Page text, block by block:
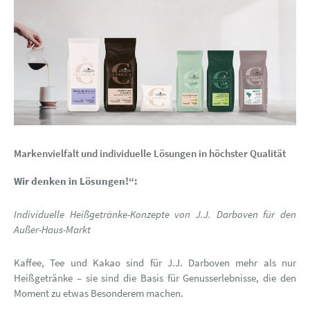
Markenvielfalt und individuelle Lösungen in höchster Qualität
Wir denken in Lösungen!“:
Individuelle Heißgetränke-Konzepte von J.J. Darboven für den
Außer-Haus-Markt
Kaffee, Tee und Kakao sind für J.J. Darboven mehr als nur
Heißgetränke – sie sind die Basis für Genusserlebnisse, die den
Moment zu etwas Besonderem machen.